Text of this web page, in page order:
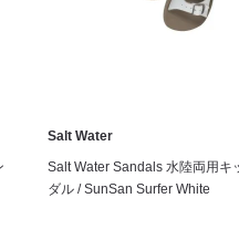
Salt Water
Salt Water Sandals 水陸両用キ
ダル / SunSan Surfer White